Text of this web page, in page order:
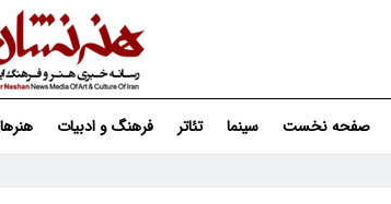
صفحه نخست سینما تئاتر فرهنگ و ادبیات